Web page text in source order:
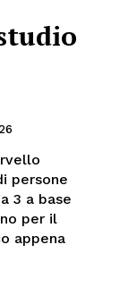
persone
3 a base
per il
appena